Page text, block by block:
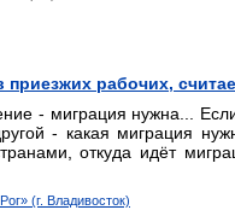
рабочих,
- миграция нужна...
- какая миграция
откуда идёт
(г. Владивосток)